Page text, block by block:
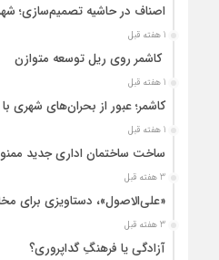
اصناف در حاشیه تصمیم‌سازی؛
1 هفته قبل
کاشمر روی ریل توسعه متوازن
1 هفته قبل
کاشمر؛ عبور از بحران‌های شهری
1 هفته قبل
ساخت ساختمان اداری جدید
3 هفته قبل
«علی‌الاصول»، دستاویزی برای
3 هفته قبل
آزادگی یا فرهنگِ گداپروری؟